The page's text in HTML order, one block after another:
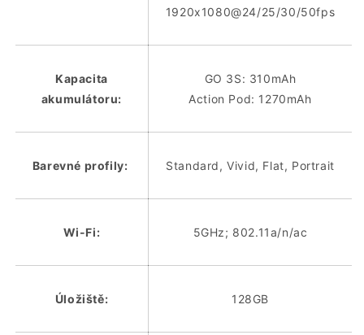
1920x1080@24/25/30/50fps
Kapacita
akumulátoru:
GO 3S: 310mAh
Action Pod: 1270mAh
Barevné profily: Standard, Vivid, Flat, Portrait
Wi-Fi: 5GHz; 802.11a/n/ac
Úložiště: 128GB